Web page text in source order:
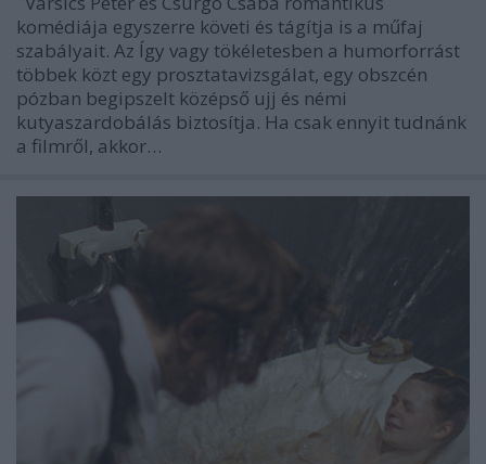
komédiája egyszerre követi és tágítja is a műfaj
szabályait. Az Így vagy tökéletesben a humorforrást
többek közt egy prosztatavizsgálat, egy obszcén
pózban begipszelt középső ujj és némi
kutyaszardobálás biztosítja. Ha csak ennyit tudnánk
a filmről, akkor…